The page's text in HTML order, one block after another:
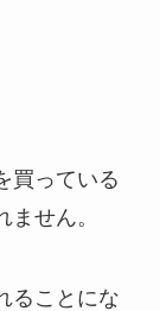
買っている
せん。
ることにな